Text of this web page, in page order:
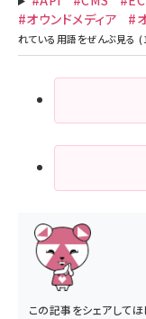
#オウンドメディア
#
この記事をシェアしてほ